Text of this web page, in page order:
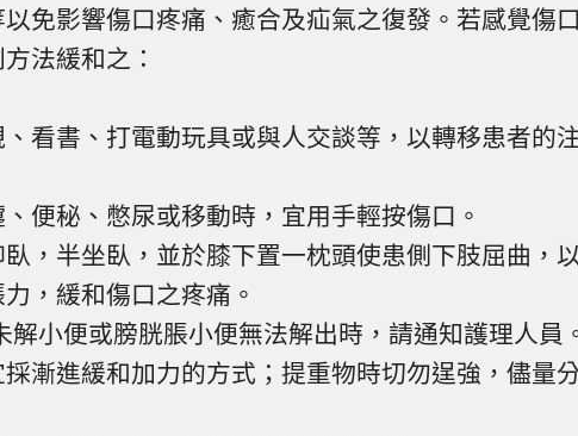
免影響傷口疼痛、癒合及疝氣之復發。若感覺傷口
法緩和之：
看書、打電動玩具或與人交談等，以轉移患者的
便秘、憋尿或移動時，宜用手輕按傷口。
，半坐臥，並於膝下置一枕頭使患側下肢屈曲，
，緩和傷口之疼痛。
解小便或膀胱脹小便無法解出時，請通知護理人員
漸進緩和加力的方式；提重物時切勿逞強，儘量